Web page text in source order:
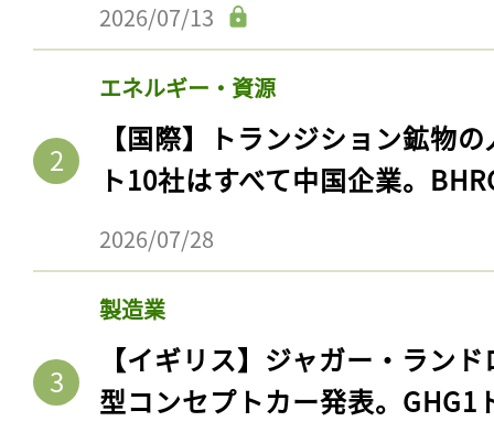
2026/07/13
エネルギー・資源
【国際】トランジション鉱物
ト10社はすべて中国企業。
2026/07/28
製造業
【イギリス】ジャガー・ラン
型コンセプトカー発表。GHG1